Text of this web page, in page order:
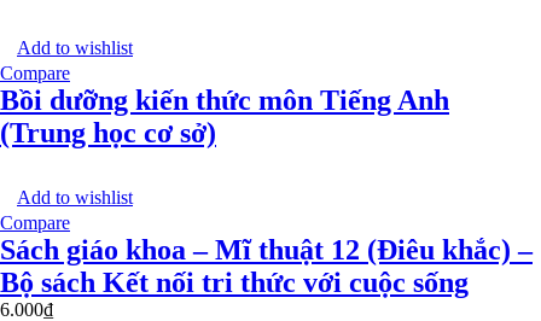
Add to wishlist
Compare
Bồi dưỡng kiến thức môn Tiếng Anh
(Trung học cơ sở)
Add to wishlist
Compare
Sách giáo khoa – Mĩ thuật 12 (Điêu khắc) –
Bộ sách Kết nối tri thức với cuộc sống
6.000₫